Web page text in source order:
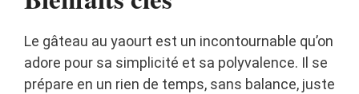
Le gâteau au yaourt est un incontournable qu’on
adore pour sa simplicité et sa polyvalence. Il se
prépare en un rien de temps, sans balance, juste